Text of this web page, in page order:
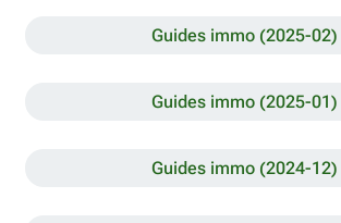
Guides immo (2025-02)
Guides immo (2025-01)
Guides immo (2024-12)